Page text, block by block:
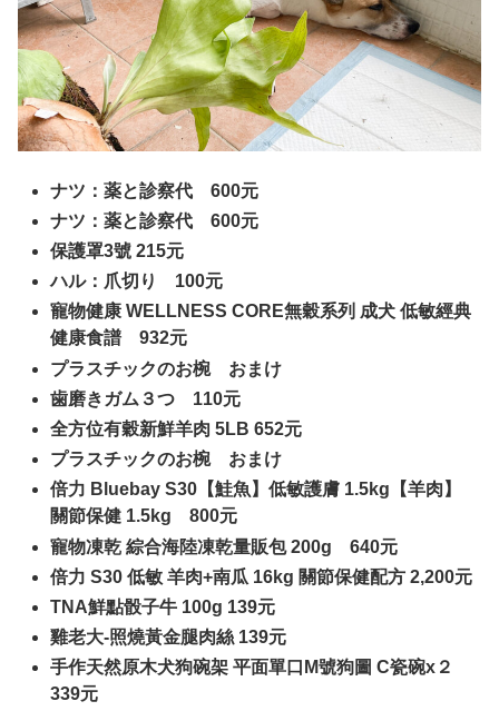
ナツ：薬と診察代 600元
ナツ：薬と診察代 600元
保護罩3號 215元
ハル：爪切り 100元
寵物健康 WELLNESS CORE無穀系列 成犬 低敏經典
健康食譜 932元
プラスチックのお椀 おまけ
歯磨きガム３つ 110元
全方位有穀新鮮羊肉 5LB 652元
プラスチックのお椀 おまけ
倍力 Bluebay S30【鮭魚】低敏護膚 1.5kg 【羊肉】
關節保健 1.5kg 800元
寵物凍乾 綜合海陸凍乾量販包 200g 640元
倍力 S30 低敏 羊肉+南瓜 16kg 關節保健配方 2,200元
TNA鮮點骰子牛 100g 139元
雞老大-照燒黃金腿肉絲 139元
手作天然原木犬狗碗架 平面單口M號狗圖 C瓷碗x２
339元